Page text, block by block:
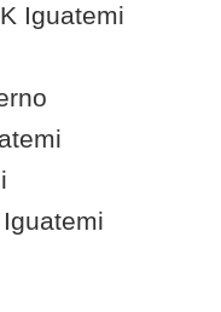
Iguatemi